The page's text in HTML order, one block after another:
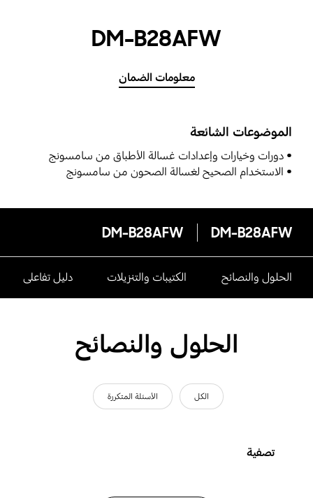
DM-B28AFW
معلومات الضمان
الموضوعات الشائعة
دورات وخيارات وإعدادات غسالة الأطباق من سامسونج
الاستخدام الصحيح لغسالة الصحون من سامسونج
DM-B28AFW
DM-B28AFW
الحلول والنصائح الكتيبات والتنزيلات دليل تفاعلى
الحلول والنصائح
الكل الأسئلة المتكررة
تصفية